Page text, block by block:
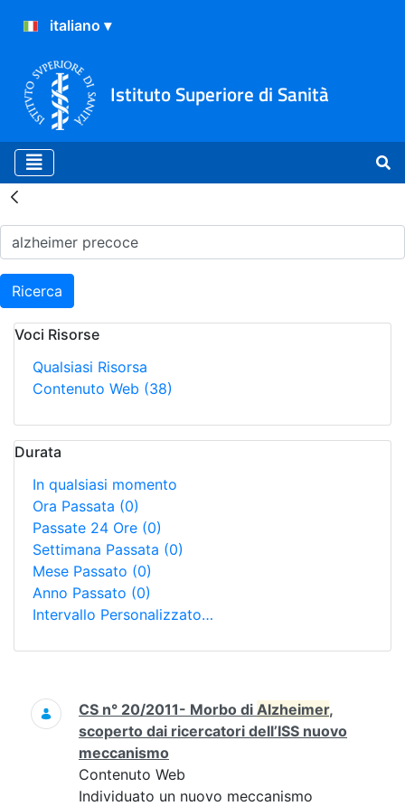
Istituto Superiore di Sanità
Risultati della Ricerca -
Ricerca
Voci Risorse
Qualsiasi Risorsa
Contenuto Web (38)
Durata
In qualsiasi momento
Ora Passata (0)
Passate 24 Ore (0)
Settimana Passata (0)
Mese Passato (0)
Anno Passato (0)
Intervallo Personalizzato…
Ricerca
CS n° 20/2011- Morbo di Alzheimer,
scoperto dai ricercatori dell’ISS nuovo
meccanismo
Contenuto Web
Individuato un nuovo meccanismo